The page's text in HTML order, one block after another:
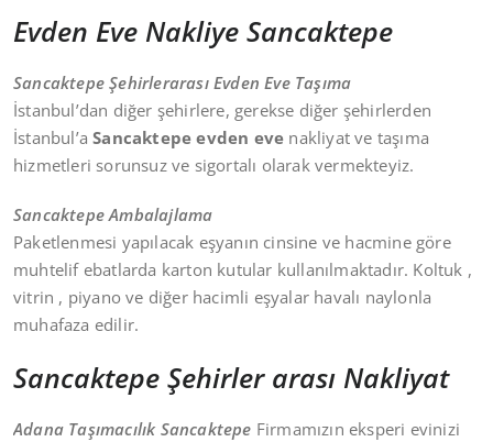
Evden Eve Nakliye Sancaktepe
Sancaktepe Şehirlerarası Evden Eve Taşıma
İstanbul’dan diğer şehirlere, gerekse diğer şehirlerden
İstanbul’aSancaktepe evden eve nakliyat ve taşıma
hizmetleri sorunsuz ve sigortalı olarak vermekteyiz.
Sancaktepe Ambalajlama
Paketlenmesi yapılacak eşyanın cinsine ve hacmine göre
muhtelif ebatlarda karton kutular kullanılmaktadır. Koltuk ,
vitrin , piyano ve diğer hacimli eşyalar havalı naylonla
muhafaza edilir.
Sancaktepe Şehirler arası Nakliyat
Adana Taşımacılık Sancaktepe Firmamızın eksperi evinizi